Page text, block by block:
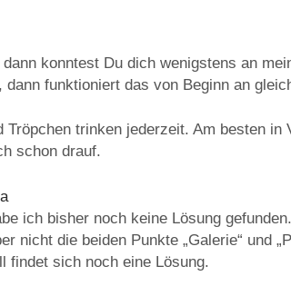
konntest Du dich wenigstens an
dann funktioniert das von Beginn an
Tröpchen trinken jederzeit. Am besten
schon drauf.
ich bisher noch keine Lösung
nicht die beiden Punkte „Galerie“ und
findet sich noch eine Lösung.